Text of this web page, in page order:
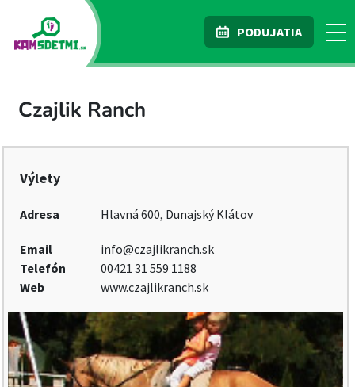
PODUJATIA
Czajlik Ranch
Výlety
Adresa Hlavná 600, Dunajský Klátov
Email
info@czajlikranch.sk
Telefón
00421 31 559 1188
Web
www.czajlikranch.sk